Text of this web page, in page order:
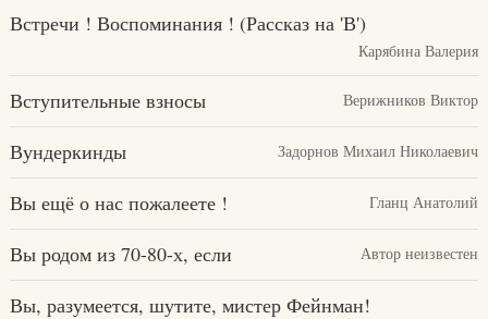
Встречи ! Воспоминания ! (Рассказ на 'В')
Карябина Валерия
Вступительные взносы Верижников Виктор
Вундеркинды Задорнов Михаил Николаевич
Вы ещё о нас пожалеете ! Гланц Анатолий
Вы родом из 70-80-х, если Автор неизвестен
Вы, разумеется, шутите, мистер Фейнман!